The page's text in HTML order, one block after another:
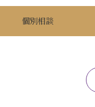
個別相談